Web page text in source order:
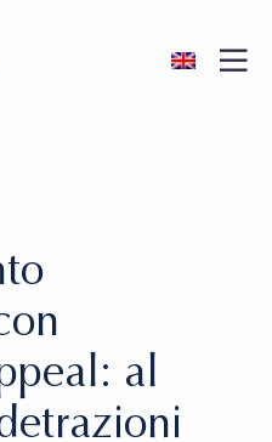
ENG
al